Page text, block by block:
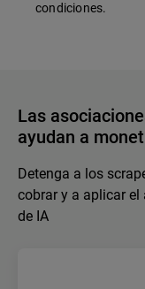
condiciones.
Las
ayudan a
Detenga a los
cobrar y a aplicar
de IA